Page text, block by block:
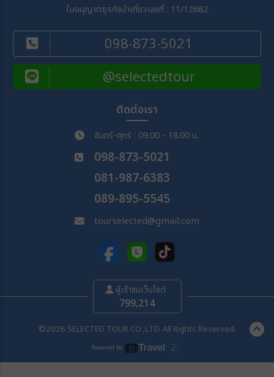
ใบอนุญาตธุรกิจนำเที่ยวเลขที่ : 11/12682
098-873-5021
@selectedtour
ติดต่อเรา
จันทร์-ศุกร์ : 09.00 - 18.00 น.
098-873-5021
081-987-6383
089-895-5545
tourselected@gmail.com
ผู้เข้าชมเว็บไซต์
799,214
©2026 SELECTED TOUR CO.,LTD. All Rights Reserved.
Powered by